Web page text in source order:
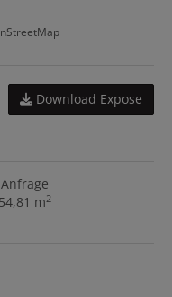
Download Expose
m2